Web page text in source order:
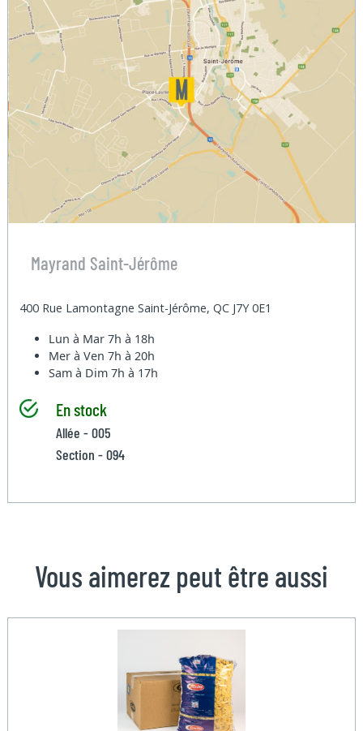
Mayrand Saint-Jérôme
400 Rue Lamontagne Saint-Jérôme, QC J7Y 0E1
Lun à Mar7h à 18h
Mer à Ven7h à 20h
Sam à Dim7h à 17h
En stock
Allée - 005
Section - 094
Vous aimerez peut être aussi